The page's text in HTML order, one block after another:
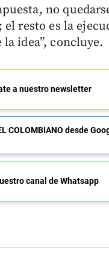
no
resto es la
idea”, concluye.
a nuestro newsletter
COLOMBIANO desde
canal de Whatsapp